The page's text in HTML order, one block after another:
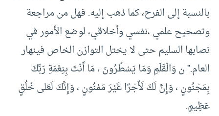
بالنسبة إلى الفرح، كما ذهب إليه. فهل من مراجعة
وتصحيح علمي ،نفسي وأخلاقي، لوضع الأمور في
نصابها السليم حتى لا يختل التوازن الخاص فينهار
العام.” ن وَالْقَلَمِ وَمَا يَسْطُرُونَ ، مَا أَنْتَ بِنِعْمَةِ رَبِّكَ
بِمَجْنُونٍ ، وَإِنَّ لَكَ لَأَجْرًا غَيْرَ مَمْنُونٍ ، وَإِنَّكَ لَعَلى خُلُقٍ
عَظِيمٍ.